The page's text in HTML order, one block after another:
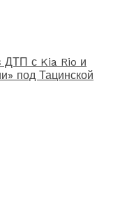
ДТП с Kia Rio и
под Тацинской